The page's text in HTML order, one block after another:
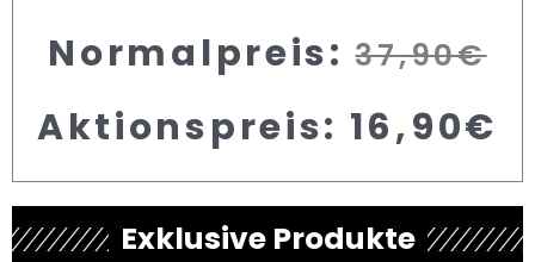
Normalpreis: 37,90€
Aktionspreis: 16,90€
Exklusive Produkte